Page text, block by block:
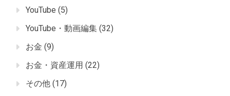
YouTube (5)
YouTube・動画編集 (32)
お金 (9)
お金・資産運用 (22)
その他 (17)